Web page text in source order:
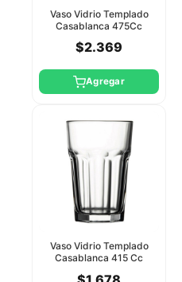
Vaso Vidrio Templado
Casablanca 475Cc
$2.369
Agregar
Vaso Vidrio Templado
Casablanca 415 Cc